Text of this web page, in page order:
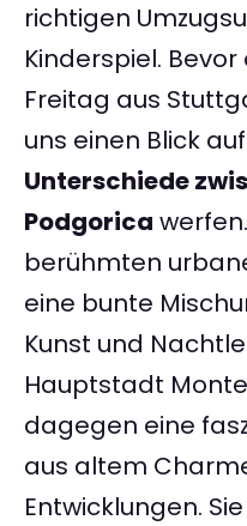
richtigen
Kinderspiel.
Freitag aus
uns einen Blick
Unterschiede
Podgorica
berühmten
eine bunte
Kunst und
Hauptstadt
dagegen eine
aus altem
Entwicklungen.